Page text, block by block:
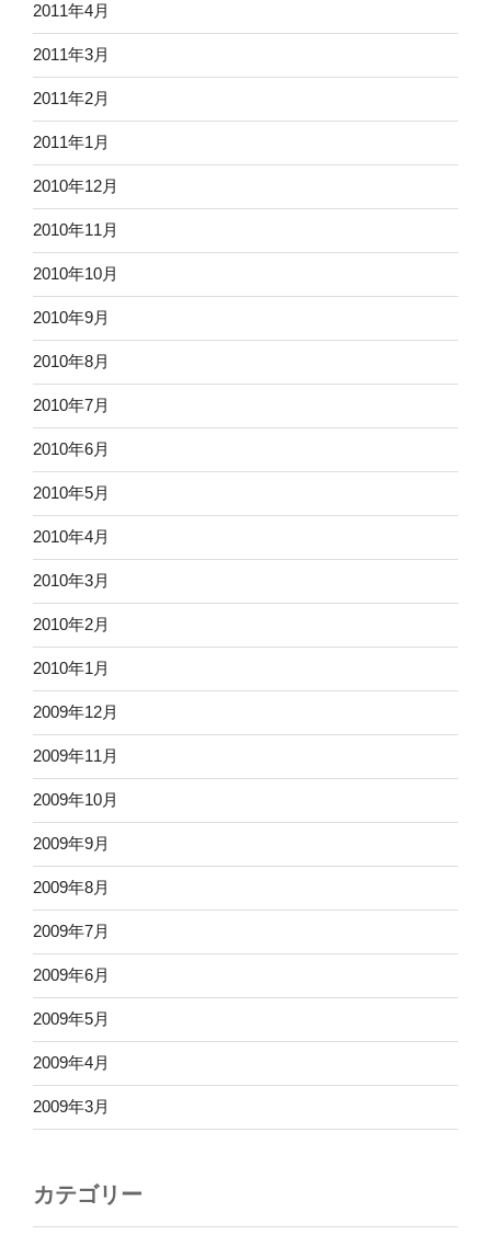
2011年4月
2011年3月
2011年2月
2011年1月
2010年12月
2010年11月
2010年10月
2010年9月
2010年8月
2010年7月
2010年6月
2010年5月
2010年4月
2010年3月
2010年2月
2010年1月
2009年12月
2009年11月
2009年10月
2009年9月
2009年8月
2009年7月
2009年6月
2009年5月
2009年4月
2009年3月
カテゴリー